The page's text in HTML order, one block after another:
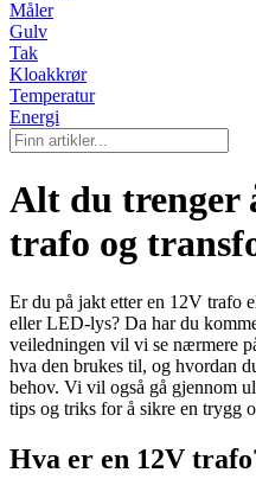
Måler
Gulv
Tak
Kloakkrør
Temperatur
Energi
Alt du trenger
trafo og
Er du på jakt etter en 12V trafo
eller LED-lys? Da har du
veiledningen vil vi se nærmere
hva den brukes til, og hvordan
behov. Vi vil også gå gjennom
tips og triks for å sikre en trygg
Hva er en 12V